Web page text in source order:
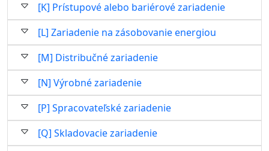
[K] Prístupové alebo bariérové zariadenie
[L] Zariadenie na zásobovanie energiou
[M] Distribučné zariadenie
[N] Výrobné zariadenie
[P] Spracovateľské zariadenie
[Q] Skladovacie zariadenie